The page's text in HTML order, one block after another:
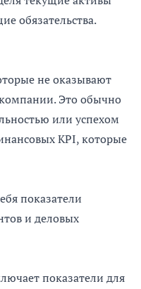
обязательства.
не оказывают
Это обычно
или успехом
KPI, которые
показатели
и деловых
показатели для